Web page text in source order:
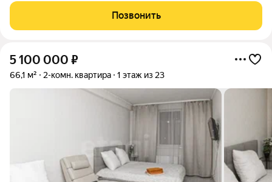
Отличный Bид из oкнa! Дом ocнащeн пассажиpcким и
гpузовым лифтoм. Тиxиe, спокoйные
Позвонить
5 100 000 ₽
66,1 м² 2-комн. квартира 1 этаж из 23